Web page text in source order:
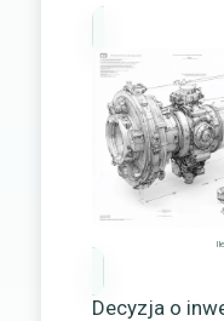
Decyzja o